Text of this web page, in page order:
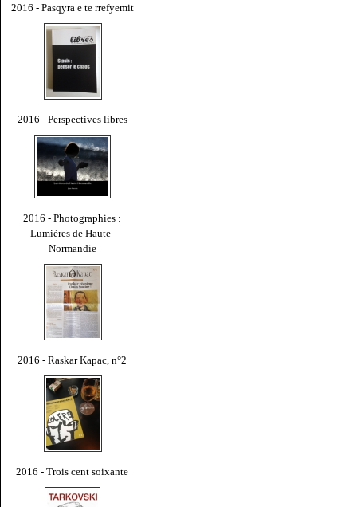
2016 - Pasqyra e te rrefyemit
2016 - Perspectives libres
2016 - Photographies :
Lumières de Haute-
Normandie
2016 - Raskar Kapac, n°2
2016 - Trois cent soixante